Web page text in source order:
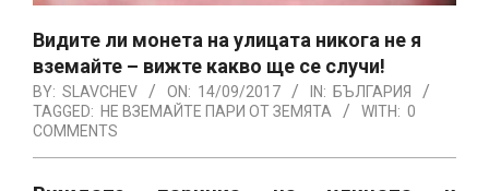
Видите ли монета на улицата никога не я
вземайте – вижте какво ще се случи!
BY: SLAVCHEV ON: 14/09/2017 IN: БЪЛГАРИЯ
TAGGED: НЕ ВЗЕМАЙТЕ ПАРИ ОТ ЗЕМЯТА WITH: 0
COMMENTS